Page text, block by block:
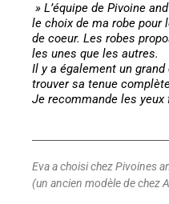
» L’équipe de Pivoine
le choix de ma robe pour
de coeur. Les robes
les unes que les autres.
Il y a également un
trouver sa tenue
Je recommande les
Eva a choisi chez Pivoines
(un ancien modèle de chez